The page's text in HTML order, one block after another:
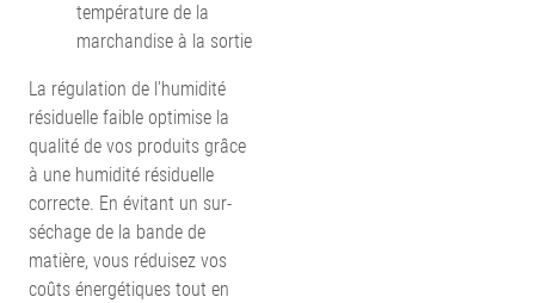
température de la
marchandise à la sortie
La régulation de l'humidité
résiduelle faible optimise la
qualité de vos produits grâce
à une humidité résiduelle
correcte. En évitant un sur-
séchage de la bande de
matière, vous réduisez vos
coûts énergétiques tout en